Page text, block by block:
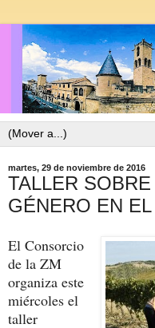
martes, 29 de noviembre de 2016
TALLER
GÉNERO EN
El Consorcio
de la ZM
organiza este
miércoles el
taller